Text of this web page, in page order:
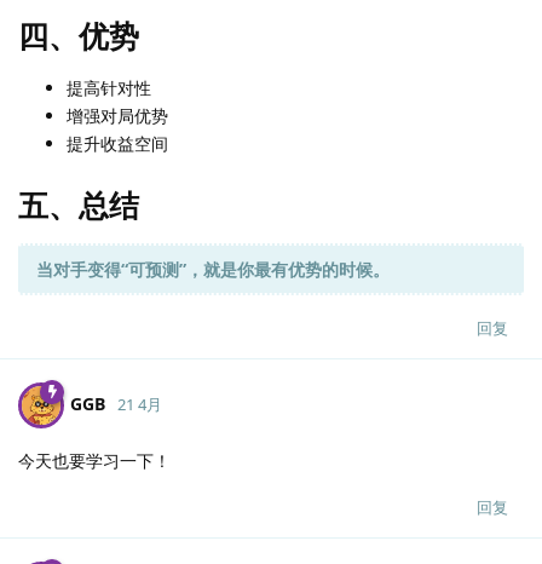
四、优势
提高针对性
增强对局优势
提升收益空间
五、总结
当对手变得“可预测”，就是你最有优势的时候。
回复
GGB 21 4月
今天也要学习一下！
回复